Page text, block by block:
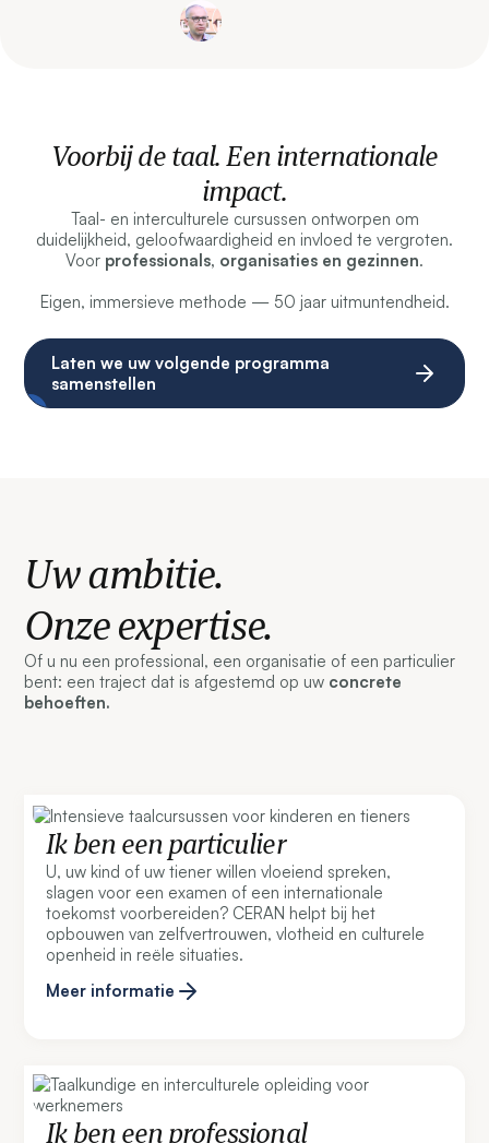
Voorbij de taal. Een internationale
impact.
Taal- en interculturele cursussen ontworpen om
duidelijkheid, geloofwaardigheid en invloed te vergroten.
Voor professionals, organisaties en gezinnen.
Eigen, immersieve methode — 50 jaar uitmuntendheid.
Laten we uw volgende programma
samenstellen
Uw ambitie.
Onze expertise.
Of u nu een professional, een organisatie of een particulier
bent: een traject dat is afgestemd op uw concrete
behoeften.
Ik ben een particulier
U, uw kind of uw tiener willen vloeiend spreken,
slagen voor een examen of een internationale
toekomst voorbereiden? CERAN helpt bij het
opbouwen van zelfvertrouwen, vlotheid en culturele
openheid in reële situaties.
Meer informatie
Ik ben een professional